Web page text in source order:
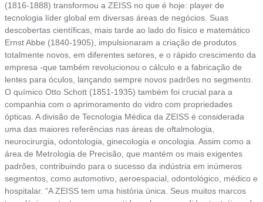
(1816-1888) transformou a ZEISS no que é hoje: player de
tecnologia líder global em diversas áreas de negócios. Suas
descobertas científicas, mais tarde ao lado do físico e matemático
Ernst Abbe (1840-1905), impulsionaram a criação de produtos
totalmente novos, em diferentes setores, e o rápido crescimento da
empresa -que também revolucionou o cálculo e a fabricação de
lentes para óculos, lançando sempre novos padrões no segmento.
O químico Otto Schott (1851-1935) também foi crucial para a
companhia com o aprimoramento do vidro com propriedades
ópticas. A divisão de Tecnologia Médica da ZEISS é considerada
uma das maiores referências nas áreas de oftalmologia,
neurocirurgia, odontologia, ginecologia e oncologia. Assim como a
área de Metrologia de Precisão, que mantém os mais exigentes
padrões, contribuindo para o sucesso da indústria em inúmeros
segmentos, como automotivo, aeroespacial, odontológico, médico e
hospitalar. “A ZEISS tem uma história única. Seus muitos marcos